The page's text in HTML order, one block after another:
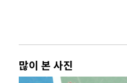
많이 본 사진